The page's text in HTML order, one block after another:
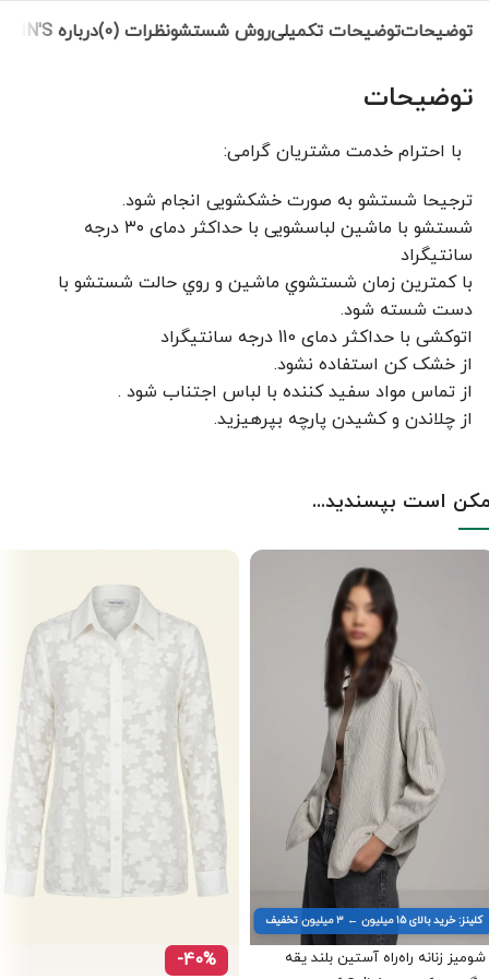
توضیحاتتوضیحات تکمیلیروش شستشونظرات (0) درباره COLIN'S
توضیحات
با احترام خدمت مشتریان گرامی:
ترجیحا شستشو به صورت خشکشویی انجام شود.
شستشو با ماشین لباسشویی با حداکثر دمای ۳۰ درجه
سانتیگراد
با کمترين زمان شستشوي ماشين و روي حالت شستشو با
دست شسته شود.
اتوکشی با حداکثر دمای 110 درجه سانتیگراد
از خشک کن استفاده نشود.
از تماس مواد سفید کننده با لباس اجتناب شود .
از چلاندن و کشيدن پارچه بپرهيزيد.
است بپسندید...
کلینز: خرید بالای ۱۵ میلیون ← ۳ میلیون تخفیف
شومیز زنانه راه‌راه آستین بلند یقه
-40%